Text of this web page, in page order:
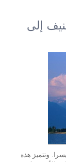
إلى
وتتميز هذه